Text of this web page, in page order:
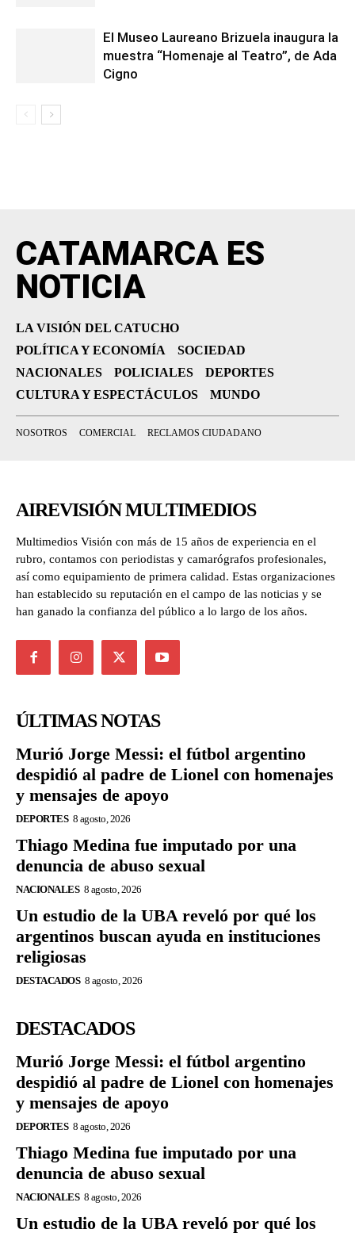
El Museo Laureano Brizuela inaugura la
muestra “Homenaje al Teatro”, de Ada
Cigno
CATAMARCA ES
NOTICIA
LA VISIÓN DEL CATUCHO
POLÍTICA Y ECONOMÍA
SOCIEDAD
NACIONALES
POLICIALES
DEPORTES
CULTURA Y ESPECTÁCULOS
MUNDO
NOSOTROS COMERCIAL RECLAMOS CIUDADANO
AIREVISIÓN MULTIMEDIOS
Multimedios Visión con más de 15 años de experiencia en el
rubro, contamos con periodistas y camarógrafos profesionales,
así como equipamiento de primera calidad. Estas organizaciones
han establecido su reputación en el campo de las noticias y se
han ganado la confianza del público a lo largo de los años.
ÚLTIMAS NOTAS
Murió Jorge Messi: el fútbol argentino
despidió al padre de Lionel con homenajes
y mensajes de apoyo
DEPORTES 8 agosto, 2026
Thiago Medina fue imputado por una
denuncia de abuso sexual
NACIONALES 8 agosto, 2026
Un estudio de la UBA reveló por qué los
argentinos buscan ayuda en instituciones
religiosas
DESTACADOS 8 agosto, 2026
DESTACADOS
Murió Jorge Messi: el fútbol argentino
despidió al padre de Lionel con homenajes
y mensajes de apoyo
DEPORTES 8 agosto, 2026
Thiago Medina fue imputado por una
denuncia de abuso sexual
NACIONALES 8 agosto, 2026
Un estudio de la UBA reveló por qué los